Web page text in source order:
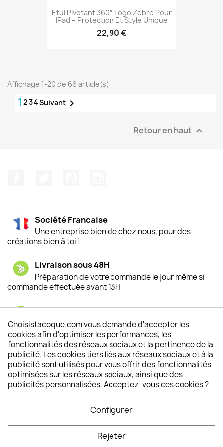
Étui Pivotant 360° Logo Zebre Pour
IPad – Protection Et Style Unique
22,90 €
Affichage 1-20 de 66 article(s)
1 234Suivant 
Retour en haut 
Société Francaise
Une entreprise bien de chez nous, pour des
créations bien à toi !
Livraison sous 48H
Préparation de votre commande le jour même si
commande effectuée avant 13H
Satisfaction de nos clients
Depuis 2009, entre 92% et 94% de nos clients
sont satisfaits de nos produits
Un SAV à votre écoute
Notre SAV est disponible 6/7J de 10h à 18H
Choisistacoque.com vous demande d'accepter les
cookies afin d'optimiser les performances, les
fonctionnalités des réseaux sociaux et la pertinence de la
publicité. Les cookies tiers liés aux réseaux sociaux et à la
publicité sont utilisés pour vous offrir des fonctionnalités
optimisées sur les réseaux sociaux, ainsi que des
publicités personnalisées. Acceptez-vous ces cookies ?
Configurer
Rejeter